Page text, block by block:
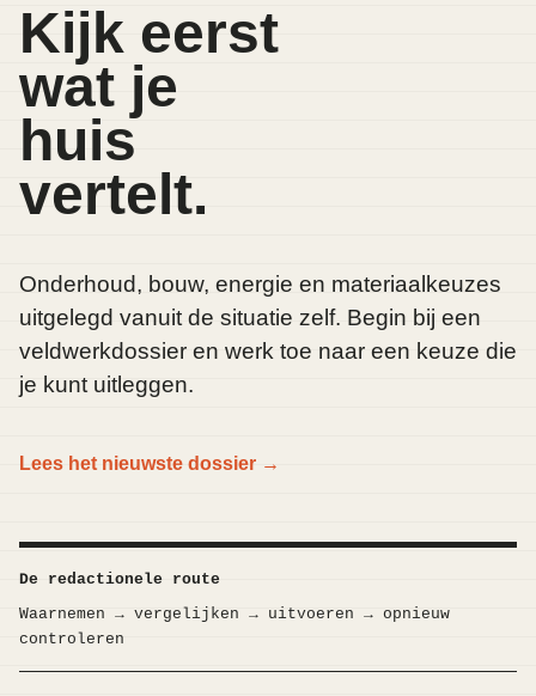
Kijk eerst
wat je
huis
vertelt.
Onderhoud, bouw, energie en materiaalkeuzes
uitgelegd vanuit de situatie zelf. Begin bij een
veldwerkdossier en werk toe naar een keuze die
je kunt uitleggen.
Lees het nieuwste dossier →
De redactionele route
Waarnemen → vergelijken → uitvoeren → opnieuw
controleren